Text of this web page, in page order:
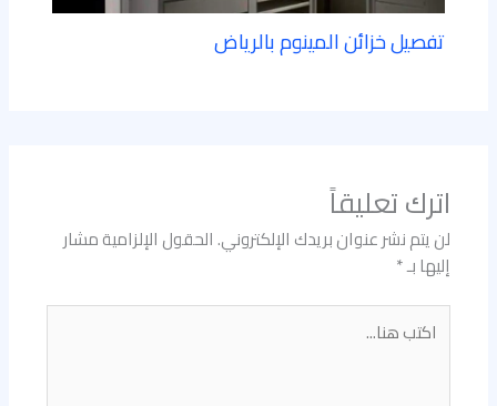
تفصيل خزائن المينوم بالرياض
اترك تعليقاً
لن يتم نشر عنوان بريدك الإلكتروني.الحقول الإلزامية مشار
إليها بـ*
اكتب
هنا...